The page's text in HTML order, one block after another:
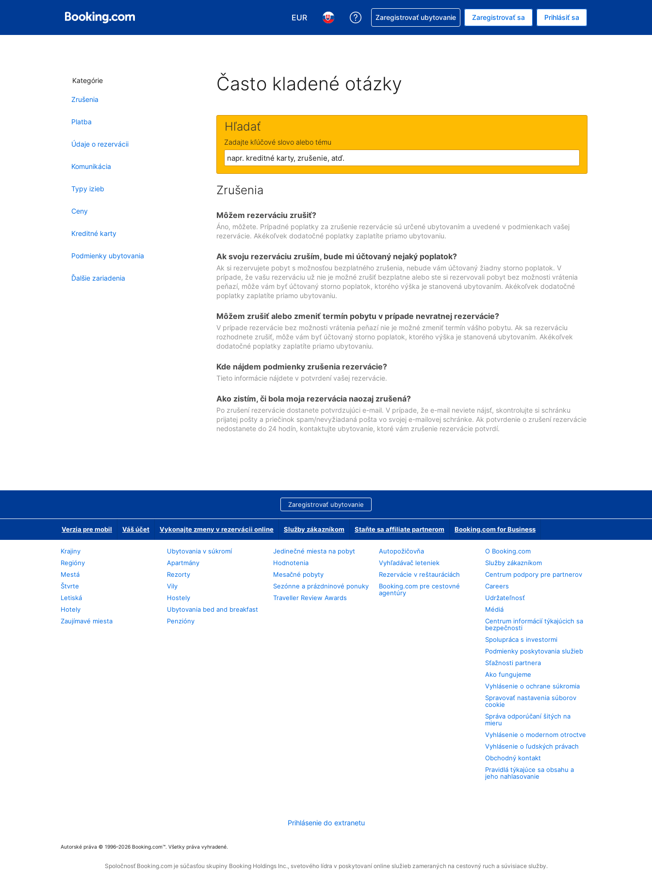
EUR
Vybrať menu. Momentálne máte zvolenú menu EUR
Vybrať jazyk. Momentálne máte zvolený jazyk V slovenčine
Získajte pomoc s rezerváciou
Zaregistrovať ubytovanie Zaregistrovať sa Prihlásiť sa
Kategórie
Zrušenia
Platba
Údaje o rezervácii
Komunikácia
Typy izieb
Ceny
Kreditné karty
Podmienky ubytovania
Ďalšie zariadenia
Často kladené otázky
Hľadať
Zadajte kľúčové slovo alebo tému
Zrušenia
Môžem rezerváciu zrušiť?
Áno, môžete. Prípadné poplatky za zrušenie rezervácie sú určené ubytovaním a uvedené v podmienkach vašej
rezervácie. Akékoľvek dodatočné poplatky zaplatíte priamo ubytovaniu.
Ak svoju rezerváciu zruším, bude mi účtovaný nejaký poplatok?
Ak si rezervujete pobyt s možnosťou bezplatného zrušenia, nebude vám účtovaný žiadny storno poplatok. V
prípade, že vašu rezerváciu už nie je možné zrušiť bezplatne alebo ste si rezervovali pobyt bez možnosti vrátenia
peňazí, môže vám byť účtovaný storno poplatok, ktorého výška je stanovená ubytovaním. Akékoľvek dodatočné
poplatky zaplatíte priamo ubytovaniu.
Môžem zrušiť alebo zmeniť termín pobytu v prípade nevratnej rezervácie?
V prípade rezervácie bez možnosti vrátenia peňazí nie je možné zmeniť termín vášho pobytu. Ak sa rezerváciu
rozhodnete zrušiť, môže vám byť účtovaný storno poplatok, ktorého výška je stanovená ubytovaním. Akékoľvek
dodatočné poplatky zaplatíte priamo ubytovaniu.
Kde nájdem podmienky zrušenia rezervácie?
Tieto informácie nájdete v potvrdení vašej rezervácie.
Ako zistím, či bola moja rezervácia naozaj zrušená?
Po zrušení rezervácie dostanete potvrdzujúci e-mail. V prípade, že e-mail neviete nájsť, skontrolujte si schránku
prijatej pošty a priečinok spam/nevyžiadaná pošta vo svojej e-mailovej schránke. Ak potvrdenie o zrušení rezervácie
nedostanete do 24 hodín, kontaktujte ubytovanie, ktoré vám zrušenie rezervácie potvrdí.
Zaregistrovať ubytovanie
Verzia pre mobil Váš účet Vykonajte zmeny v rezervácii online Služby zákazníkom Staňte sa affiliate partnerom Booking.com for Business
Krajiny
Regióny
Mestá
Štvrte
Letiská
Hotely
Zaujímavé miesta
Ubytovania v súkromí
Apartmány
Rezorty
Vily
Hostely
Ubytovania bed and breakfast
Penzióny
Jedinečné miesta na pobyt
Hodnotenia
Mesačné pobyty
Sezónne a prázdninové ponuky
Traveller Review Awards
Autopožičovňa
Vyhľadávač leteniek
Rezervácie v reštauráciách
Booking.com pre cestovné
agentúry
O Booking.com
Služby zákazníkom
Centrum podpory pre partnerov
Careers
Udržateľnosť
Médiá
Centrum informácií týkajúcich sa
bezpečnosti
Spolupráca s investormi
Podmienky poskytovania služieb
Sťažnosti partnera
Ako fungujeme
Vyhlásenie o ochrane súkromia
Spravovať nastavenia súborov
cookie
Správa odporúčaní šitých na
mieru
Vyhlásenie o modernom otroctve
Vyhlásenie o ľudských právach
Obchodný kontakt
Pravidlá týkajúce sa obsahu a
jeho nahlasovanie
Prihlásenie do extranetu
Autorské práva © 1996–2026 Booking.com™. Všetky práva vyhradené.
Spoločnosť Booking.com je súčasťou skupiny Booking Holdings Inc., svetového lídra v poskytovaní online služieb zameraných na cestovný ruch a súvisiace služby.